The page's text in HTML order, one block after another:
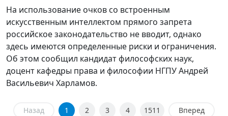
На использование очков со встроенным
искусственным интеллектом прямого запрета
российское законодательство не вводит, однако
здесь имеются определенные риски и ограничения.
Об этом сообщил кандидат философских наук,
доцент кафедры права и философии НГПУ Андрей
Васильевич Харламов.
Назад 1 2 3 4 1511 Вперед